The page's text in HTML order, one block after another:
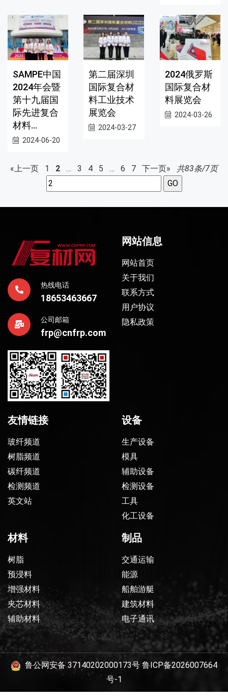
SAMPE中国
2024年会暨
第十九届国
际先进复合
材料...
2024-06-20
第二届深圳
国际复合材
料工业技术
展览会
2024-03-27
2024俄罗斯
国际复合材
料展览会
2024-03-26
«上一页 1 2 … 3 4 5 … 6 7 下一页» 共83条/7页
热线电话
18653463667
公司邮箱
frp@cnfrp.com
网站信息
网站首页
关于我们
联系方式
用户协议
隐私政策
友情链接
玻纤频道
树脂频道
碳纤频道
检测频道
英文站
设备
生产设备
模具
辅助设备
检测设备
工具
化工设备
材料
树脂
预浸料
增强材料
夹芯材料
辅助材料
制品
交通运输
能源
船舶游艇
建筑材料
电子通讯
鲁公网安备 37140202000173号 鲁ICP备2026007664
号-1